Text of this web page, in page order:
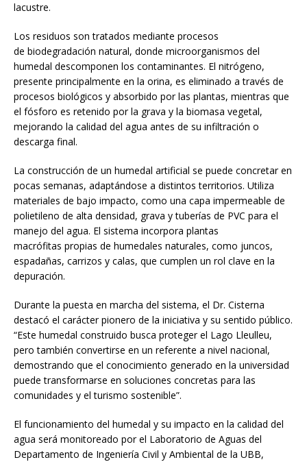
lacustre.
Los residuos son tratados mediante procesos
de biodegradación natural, donde microorganismos del
humedal descomponen los contaminantes. El nitrógeno,
presente principalmente en la orina, es eliminado a través de
procesos biológicos y absorbido por las plantas, mientras que
el fósforo es retenido por la grava y la biomasa vegetal,
mejorando la calidad del agua antes de su infiltración o
descarga final.
La construcción de un humedal artificial se puede concretar en
pocas semanas, adaptándose a distintos territorios. Utiliza
materiales de bajo impacto, como una capa impermeable de
polietileno de alta densidad, grava y tuberías de PVC para el
manejo del agua. El sistema incorpora plantas
macrófitas propias de humedales naturales, como juncos,
espadañas, carrizos y calas, que cumplen un rol clave en la
depuración.
Durante la puesta en marcha del sistema, el Dr. Cisterna
destacó el carácter pionero de la iniciativa y su sentido público.
“Este humedal construido busca proteger el Lago Lleulleu,
pero también convertirse en un referente a nivel nacional,
demostrando que el conocimiento generado en la universidad
puede transformarse en soluciones concretas para las
comunidades y el turismo sostenible”.
El funcionamiento del humedal y su impacto en la calidad del
agua será monitoreado por el Laboratorio de Aguas del
Departamento de Ingeniería Civil y Ambiental de la UBB,